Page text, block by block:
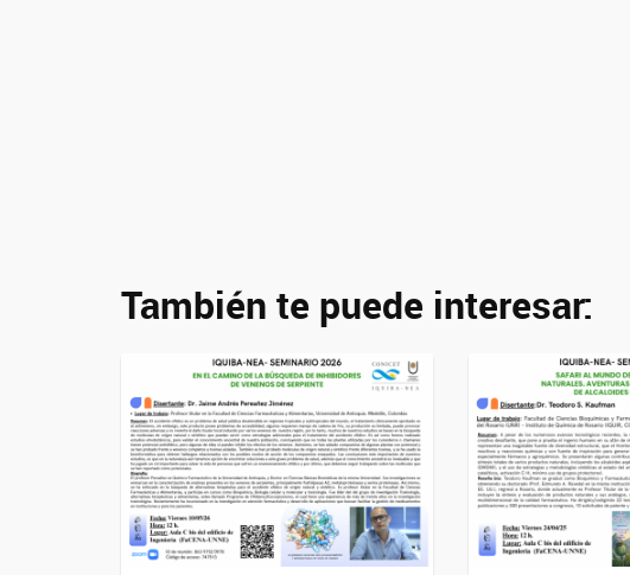
También te puede interesar: